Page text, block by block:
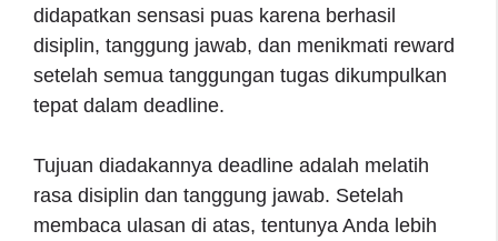
didapatkan sensasi puas karena berhasil
disiplin, tanggung jawab, dan menikmati reward
setelah semua tanggungan tugas dikumpulkan
tepat dalam deadline.
Tujuan diadakannya deadline adalah melatih
rasa disiplin dan tanggung jawab. Setelah
membaca ulasan di atas, tentunya Anda lebih